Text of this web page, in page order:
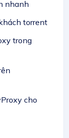
nhanh
torrent
trong
cho